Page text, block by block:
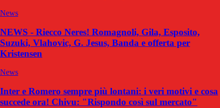
News
NEWS - Riecco Neres! Romagnoli, Gila, Esposito,
Suzuki, Vlahovic, G. Jesus, Banda e offerta per
Kristensen
News
Inter e Romero sempre più lontani: i veri motivi e cosa
succede ora! Chivu: "Rispondo così sul mercato"